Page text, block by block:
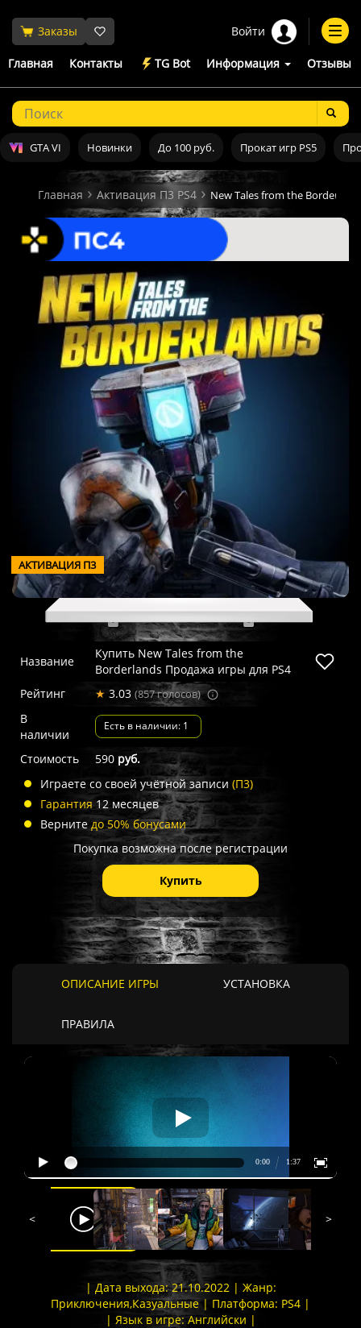
Заказы Войти
Главная Контакты TG Bot Информация Отзывы
GTA VI Новинки До 100 руб. Прокат игр PS5
Главная Активация П3 PS4 New Tales from the
АКТИВАЦИЯ П3
Название
Купить New Tales from the
Borderlands Продажа игры для PS4
Рейтинг
★ 3.03 (857 голосов)
В
наличии
Есть в наличии: 1
Стоимость 590 руб.
Играете со своей учётной записи (П3)
Гарантия 12 месяцев
Вернитедо 50% бонусами
Покупка возможна после регистрации
Купить
ОПИСАНИЕ ИГРЫ УСТАНОВКА
ПРАВИЛА
< >
| Дата выхода: 21.10.2022 | Жанр:
Приключения,Казуальные | Платформа: PS4 |
| Язык в игре: Английски |